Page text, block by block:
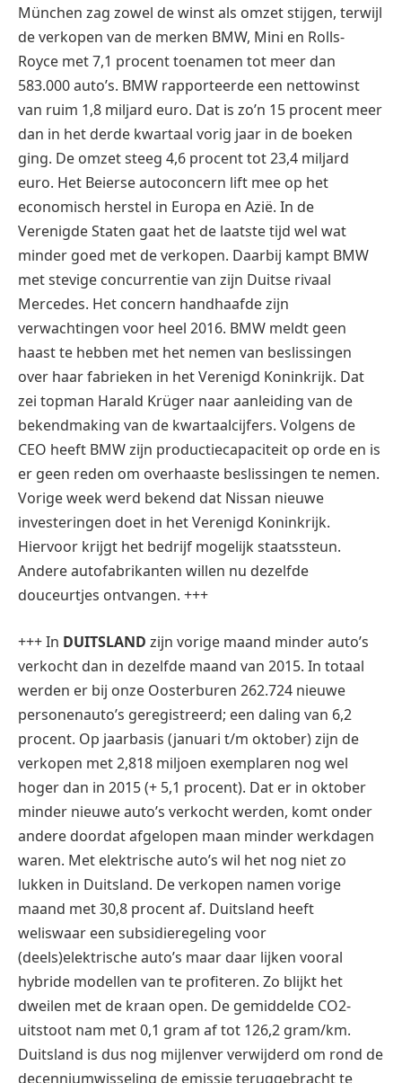
München zag zowel de winst als omzet stijgen, terwijl
de verkopen van de merken BMW, Mini en Rolls-
Royce met 7,1 procent toenamen tot meer dan
583.000 auto’s. BMW rapporteerde een nettowinst
van ruim 1,8 miljard euro. Dat is zo’n 15 procent meer
dan in het derde kwartaal vorig jaar in de boeken
ging. De omzet steeg 4,6 procent tot 23,4 miljard
euro. Het Beierse autoconcern lift mee op het
economisch herstel in Europa en Azië. In de
Verenigde Staten gaat het de laatste tijd wel wat
minder goed met de verkopen. Daarbij kampt BMW
met stevige concurrentie van zijn Duitse rivaal
Mercedes. Het concern handhaafde zijn
verwachtingen voor heel 2016. BMW meldt geen
haast te hebben met het nemen van beslissingen
over haar fabrieken in het Verenigd Koninkrijk. Dat
zei topman Harald Krüger naar aanleiding van de
bekendmaking van de kwartaalcijfers. Volgens de
CEO heeft BMW zijn productiecapaciteit op orde en is
er geen reden om overhaaste beslissingen te nemen.
Vorige week werd bekend dat Nissan nieuwe
investeringen doet in het Verenigd Koninkrijk.
Hiervoor krijgt het bedrijf mogelijk staatssteun.
Andere autofabrikanten willen nu dezelfde
douceurtjes ontvangen. +++
+++ In DUITSLAND zijn vorige maand minder auto’s
verkocht dan in dezelfde maand van 2015. In totaal
werden er bij onze Oosterburen 262.724 nieuwe
personenauto’s geregistreerd; een daling van 6,2
procent. Op jaarbasis (januari t/m oktober) zijn de
verkopen met 2,818 miljoen exemplaren nog wel
hoger dan in 2015 (+ 5,1 procent). Dat er in oktober
minder nieuwe auto’s verkocht werden, komt onder
andere doordat afgelopen maan minder werkdagen
waren. Met elektrische auto’s wil het nog niet zo
lukken in Duitsland. De verkopen namen vorige
maand met 30,8 procent af. Duitsland heeft
weliswaar een subsidieregeling voor
(deels)elektrische auto’s maar daar lijken vooral
hybride modellen van te profiteren. Zo blijkt het
dweilen met de kraan open. De gemiddelde CO2-
uitstoot nam met 0,1 gram af tot 126,2 gram/km.
Duitsland is dus nog mijlenver verwijderd om rond de
decenniumwisseling de emissie teruggebracht te